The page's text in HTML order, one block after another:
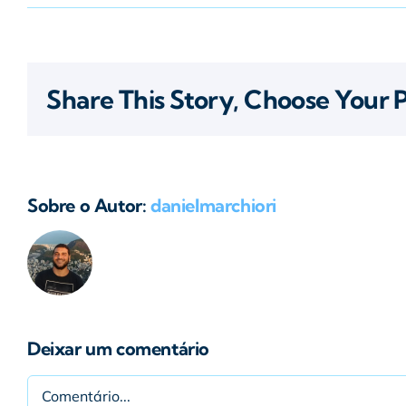
Share This Story, Choose Your
Sobre o Autor: danielmarchiori
Deixar um comentário
Comentário